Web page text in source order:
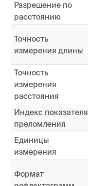
Разрешение по
расстоянию
Точность
измерения длины
Точность
измерения
расстояния
Индекс показателя
преломления
Единицы
измерения
Формат